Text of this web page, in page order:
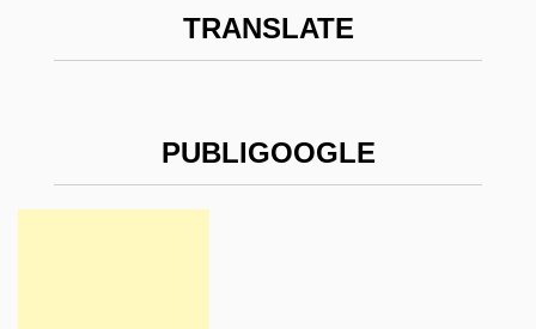
TRANSLATE
PUBLIGOOGLE